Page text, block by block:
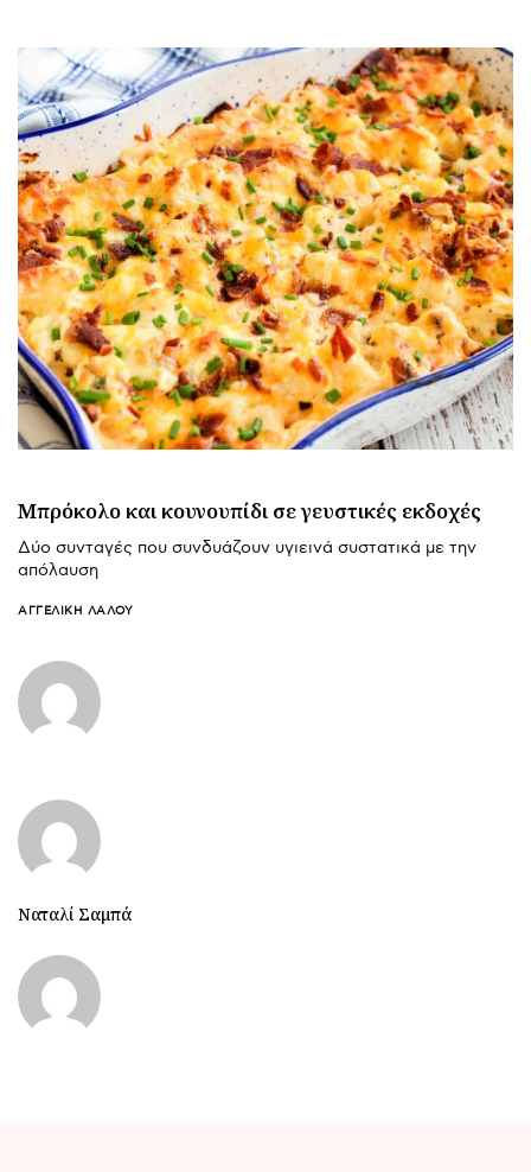
Μπρόκολο και κουνουπίδι σε γευστικές εκδοχές
Δύο συνταγές που συνδυάζουν υγιεινά συστατικά με την
απόλαυση
ΑΓΓΕΛΙΚΉ ΛΆΛΟΥ
Ναταλί Σαμπά